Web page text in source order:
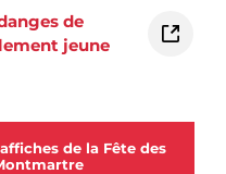
de
jeune
de la Fête des